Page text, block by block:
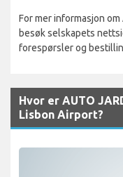
For mer informasjon
besøk selskapets
forespørsler og
Hvor er AUTO
Lisbon Airport?